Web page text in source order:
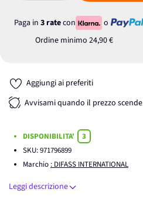
Paga in 3 ratecon
o
Ordine minimo 24,90 €
Aggiungi ai preferiti
Avvisami quando il prezzo scende
DISPONIBILITA'
3
SKU:971796899
Marchio : DIFASS INTERNATIONAL
Leggi descrizione